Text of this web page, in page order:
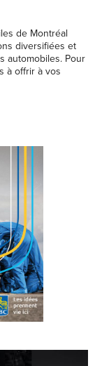
de Montréal
diversifiées et
automobiles. Pour
à offrir à vos